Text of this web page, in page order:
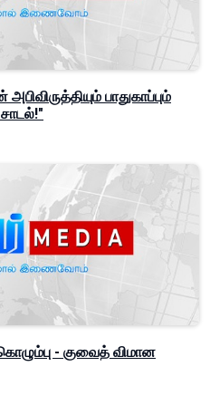
பாதுகாப்பும்
- குவைத் விமான